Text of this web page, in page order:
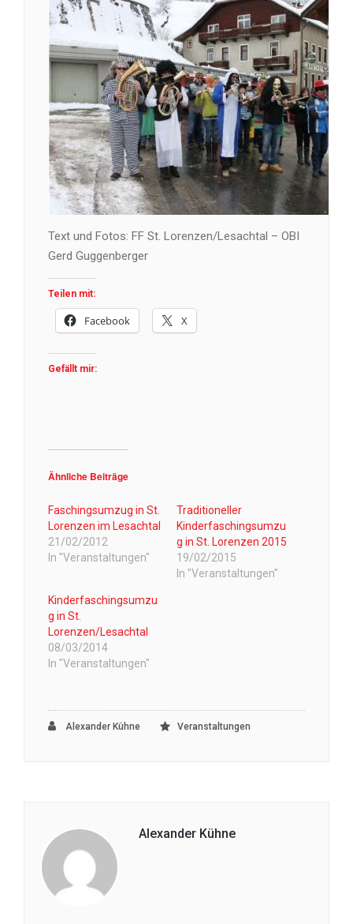
Text und Fotos: FF St. Lorenzen/Lesachtal – OBI
Gerd Guggenberger
Teilen mit:
Facebook X
Gefällt mir:
Ähnliche Beiträge
Faschingsumzug in St.
Lorenzen im Lesachtal
21/02/2012
In "Veranstaltungen"
Traditioneller
Kinderfaschingsumzu
g in St. Lorenzen 2015
19/02/2015
In "Veranstaltungen"
Kinderfaschingsumzu
g in St.
Lorenzen/Lesachtal
08/03/2014
In "Veranstaltungen"
Alexander Kühne Veranstaltungen
Alexander Kühne